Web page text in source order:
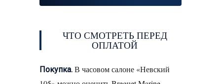
ЧТО СМОТРЕТЬ ПЕРЕД
ОПЛАТОЙ
Покупка. В часовом салоне «Невский